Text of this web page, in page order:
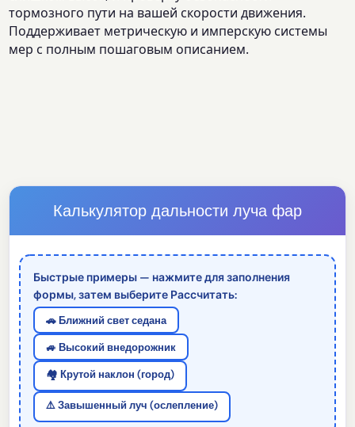
тормозного пути на вашей скорости движения.
Поддерживает метрическую и имперскую системы
мер с полным пошаговым описанием.
Калькулятор дальности луча фар
Быстрые примеры — нажмите для заполнения
формы, затем выберите Рассчитать:
🚗 Ближний свет седана
🚙 Высокий внедорожник
🏘️ Крутой наклон (город)
⚠️ Завышенный луч (ослепление)